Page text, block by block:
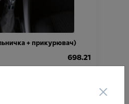
+ прикурювач)
698.21
×